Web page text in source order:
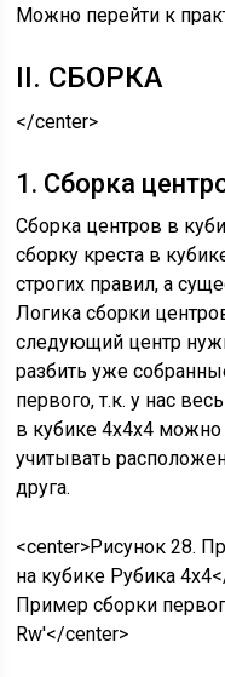
Можно перейти к
II. СБОРКА
</center>
1. Сборка
Cборка центров в
сборку креста в
строгих правил, а
Логика сборки
следующий центр
разбить уже
первого, т.к. у нас
в кубике 4х4х4 можно
учитывать
друга.
<center>Рисунок 28.
на кубике Рубика
Пример сборки
Rw'</center>